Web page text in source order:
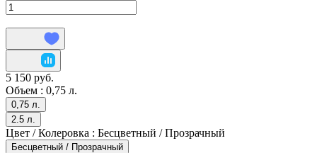
5 150 руб.
Объем : 0,75 л.
0,75 л.
2.5 л.
Цвет / Колеровка : Бесцветный / Прозрачный
Бесцветный / Прозрачный